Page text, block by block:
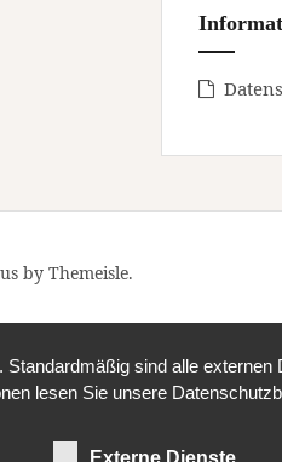
by Themeisle.
sind alle externen
lesen Sie unsere